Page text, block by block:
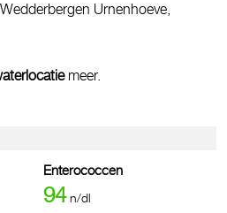
Urnenhoeve,
meer.
Enterococcen
94 n/dl